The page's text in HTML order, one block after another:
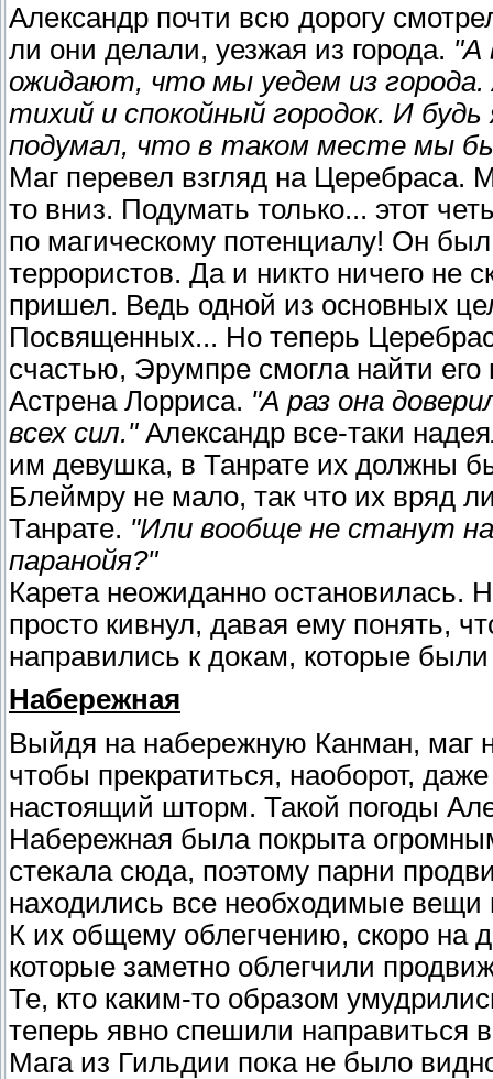
Александр почти всю дорогу
ли они делали, уезжая из города. "А
ожидают, что мы уедем из города.
тихий и спокойный городок. И
подумал, что в таком месте мы
Маг перевел взгляд на Церебраса.
то вниз. Подумать только... этот
по магическому потенциалу! Он
террористов. Да и никто ничего не
пришел. Ведь одной из основных
Посвященных... Но теперь
счастью, Эрумпре смогла найти
Астрена Лорриса. "А раз она
всех сил."Александр все-таки
им девушка, в Танрате их должны
Блеймру не мало, так что их вряд
Танрате. "Или вообще не станут
паранойя?"
Карета неожиданно остановилась.
просто кивнул, давая ему понять,
направились к докам, которые
Набережная
Выйдя на набережную Канман, маг
чтобы прекратиться, наоборот,
настоящий шторм. Такой погоды
Набережная была покрыта
стекала сюда, поэтому парни
находились все необходимые вещи
К их общему облегчению, скоро на
которые заметно облегчили
Те, кто каким-то образом
теперь явно спешили направиться
Мага из Гильдии пока не было